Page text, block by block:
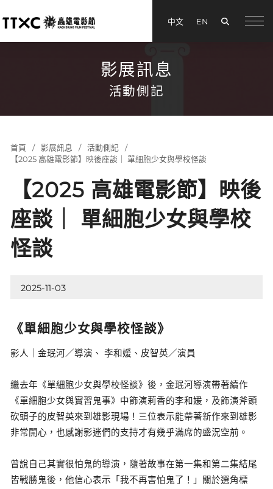
中文 EN
影展訊息
活動側記
首頁 影展訊息
活動側記
【2025 高雄電影節】映後座談｜ 單細胞少女與學校怪談
【2025 高雄電影節】映後
座談｜ 單細胞少女與學校
怪談
2025-11-03
《單細胞少女與學校怪談》
影人｜金珉河／導演、 李和媛、皮智英／演員
繼去年《單細胞少女與學校怪談》後，金珉河導演帶著續作
《單細胞少女與實習鬼事》中飾演莉香的李和媛，及飾演斧頭
砍頭子的皮智英來到雄影現場！三位表示能帶著新作來到雄影
非常開心，也感謝影迷們的支持才有幾乎滿席的盛況空前。
曾說自己其實很怕鬼的導演，隨著故事在第一集和第二集結尾
皆戰勝鬼後，他信心表示「我不再害怕鬼了！」關於選角標